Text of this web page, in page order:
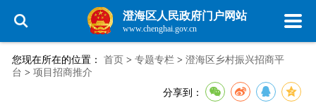
澄海区人民政府门户网站
www.chenghai.gov.cn
您现在所在的位置： 首页 > 专题专栏 > 澄海区乡村振兴招商平
台 > 项目招商推介
分享到：